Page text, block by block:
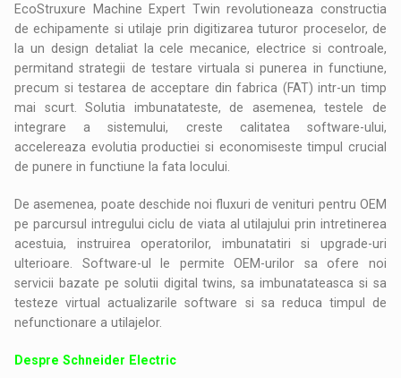
EcoStruxure Machine Expert Twin revolutioneaza constructia
de echipamente si utilaje prin digitizarea tuturor proceselor, de
la un design detaliat la cele mecanice, electrice si controale,
permitand strategii de testare virtuala si punerea in functiune,
precum si testarea de acceptare din fabrica (FAT) intr-un timp
mai scurt. Solutia imbunatateste, de asemenea, testele de
integrare a sistemului, creste calitatea software-ului,
accelereaza evolutia productiei si economiseste timpul crucial
de punere in functiune la fata locului.
De asemenea, poate deschide noi fluxuri de venituri pentru OEM
pe parcursul intregului ciclu de viata al utilajului prin intretinerea
acestuia, instruirea operatorilor, imbunatatiri si upgrade-uri
ulterioare. Software-ul le permite OEM-urilor sa ofere noi
servicii bazate pe solutii digital twins, sa imbunatateasca si sa
testeze virtual actualizarile software si sa reduca timpul de
nefunctionare a utilajelor.
Despre Schneider Electric